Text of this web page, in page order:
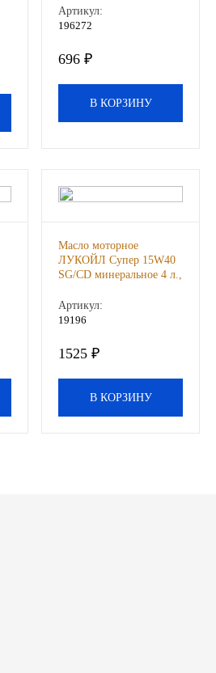
Артикул:
196272
696 ₽
В КОРЗИНУ
Масло моторное
ЛУКОЙЛ Супер 15W40
SG/CD минеральное 4 л.,
Артикул:
19196
1525 ₽
В КОРЗИНУ